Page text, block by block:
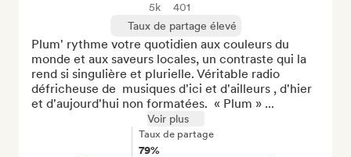
5k
401
Taux de partage élevé
Plum' rythme votre quotidien aux couleurs du
monde et aux saveurs locales, un contraste qui la
rend si singulière et plurielle. Véritable radio
défricheuse de  musiques d'ici et d'ailleurs , d'hier
et d'aujourd'hui non formatées.  « Plum » ...
Voir plus
Taux de partage
79%